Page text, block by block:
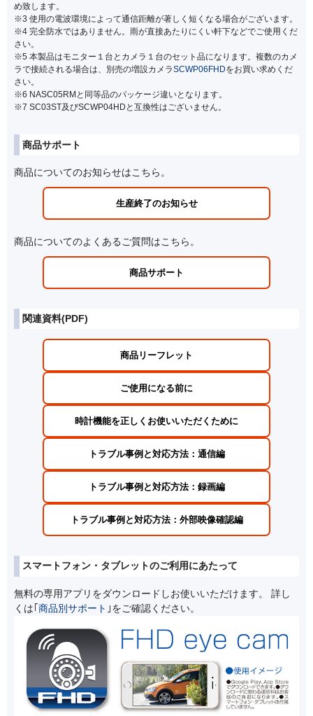
め致します。
※3 使用の電波環境によって通信距離が著しく短くなる場合がございます。
※4 完全防水ではありません。雨が直接あたりにくい軒下などでご使用くだ
さい。
※5 本製品はモニター１台とカメラ１台のセット品になります。複数のカメ
ラで接続される場合は、別売の増設カメラSCWP06FHDをお買い求めくだ
さい。
※6 NASC05RMと同等品のパッケージ違いとなります。
※7 SC03ST及びSCWP04HDと互換性はございません。
商品サポート
商品についてのお知らせはこちら。
生産終了のお知らせ
商品についてのよくあるご質問はこちら。
商品サポート
関連資料(PDF)
商品リーフレット
ご使用になる前に
時計機能を正しくお使いいただくために
トラブル事例と対応方法：通信編
トラブル事例と対応方法：録画編
トラブル事例と対応方法：外部映像確認編
スマートフォン・タブレットのご利用にあたって
無料の専用アプリをダウンロードしお使いいただけます。 詳し
くは｢商品別サポート ｣をご確認ください。